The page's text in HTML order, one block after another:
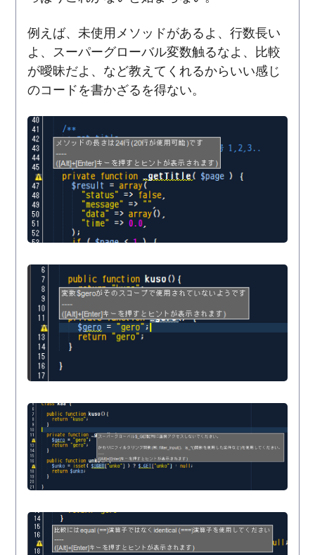
例えば、未使用メソッドがあるよ、行数長い
よ、スーパーグローバル変数触るなよ、比較
が曖昧だよ、など教えてくれるからいい感じ
のコードを書かざるを得ない。